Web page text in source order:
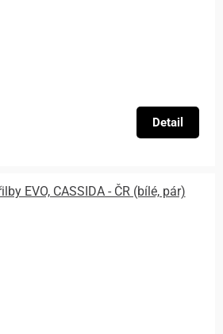
Detail
EVO, CASSIDA - ČR (bílé, pár)